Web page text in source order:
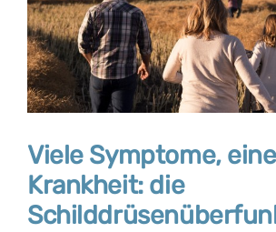
Viele Symptome, eine
Krankheit: die